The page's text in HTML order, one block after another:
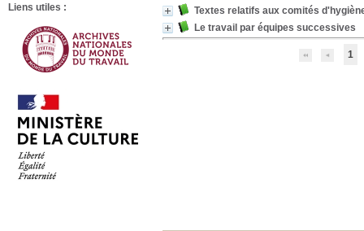
Textes relatifs aux comités
Le travail par équipes successives
1
Liens utiles :